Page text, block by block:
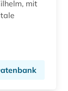
mit